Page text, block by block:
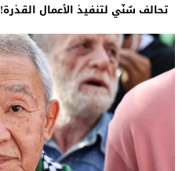
تحالف سٌنّي لتنفيذ الأعمال القذرة!